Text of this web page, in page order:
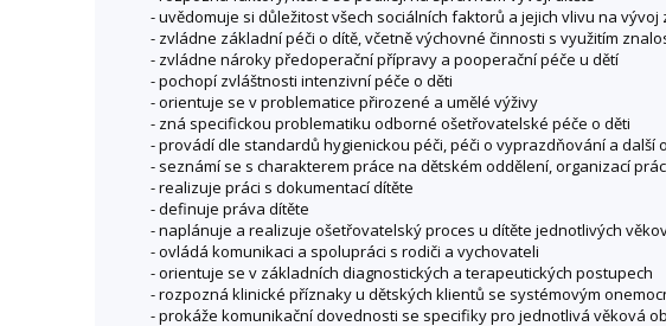
- uvědomuje si důležitost všech sociálních faktorů a jejich vlivu na
- zvládne základní péči o dítě, včetně výchovné činnosti s využitím
- zvládne nároky předoperační přípravy a pooperační péče u dětí
- pochopí zvláštnosti intenzivní péče o děti
- orientuje se v problematice přirozené a umělé výživy
- zná specifickou problematiku odborné ošetřovatelské péče o děti
- provádí dle standardů hygienickou péči, péči o vyprazdňování a další
- seznámí se s charakterem práce na dětském oddělení, organizací
- realizuje práci s dokumentací dítěte
- definuje práva dítěte
- naplánuje a realizuje ošetřovatelský proces u dítěte jednotlivých
- ovládá komunikaci a spolupráci s rodiči a vychovateli
- orientuje se v základních diagnostických a terapeutických postupech
- rozpozná klinické příznaky u dětských klientů se systémovým
- prokáže komunikační dovednosti se specifiky pro jednotlivá věková